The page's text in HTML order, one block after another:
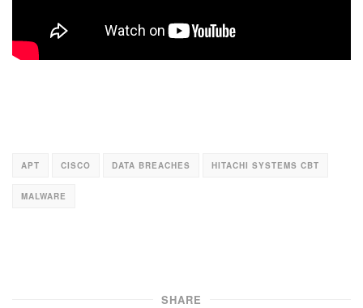
APT CISCO DATA BREACHES HITACHI SYSTEMS CBT
MALWARE
SHARE